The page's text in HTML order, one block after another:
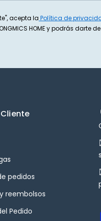
acepta la Política de
HOME y podrás darte
pedidos
reembolsos
Pedido